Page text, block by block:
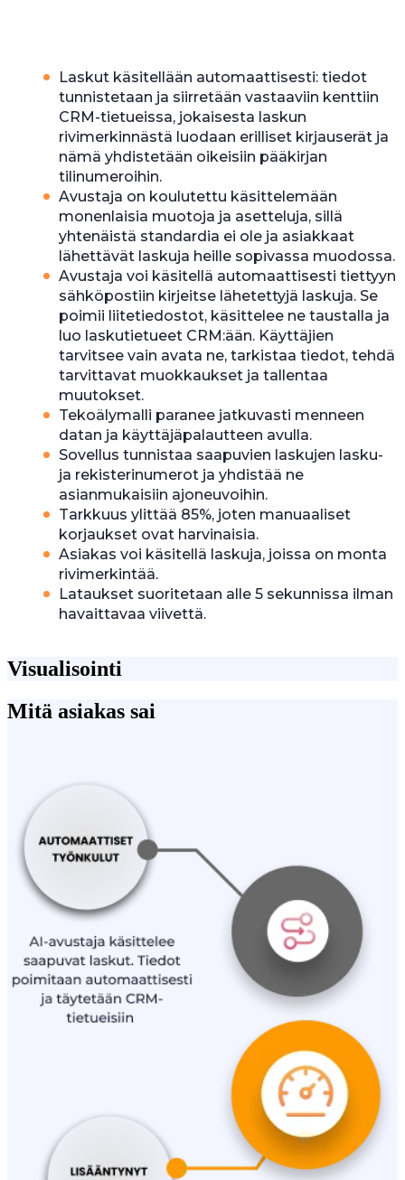
Laskut käsitellään automaattisesti: tiedot
tunnistetaan ja siirretään vastaaviin kenttiin
CRM-tietueissa, jokaisesta laskun
rivimerkinnästä luodaan erilliset kirjauserät ja
nämä yhdistetään oikeisiin pääkirjan
tilinumeroihin.
Avustaja on koulutettu käsittelemään
monenlaisia muotoja ja asetteluja, sillä
yhtenäistä standardia ei ole ja asiakkaat
lähettävät laskuja heille sopivassa muodossa.
Avustaja voi käsitellä automaattisesti tiettyyn
sähköpostiin kirjeitse lähetettyjä laskuja. Se
poimii liitetiedostot, käsittelee ne taustalla ja
luo laskutietueet CRM:ään. Käyttäjien
tarvitsee vain avata ne, tarkistaa tiedot, tehdä
tarvittavat muokkaukset ja tallentaa
muutokset.
Tekoälymalli paranee jatkuvasti menneen
datan ja käyttäjäpalautteen avulla.
Sovellus tunnistaa saapuvien laskujen lasku-
ja rekisterinumerot ja yhdistää ne
asianmukaisiin ajoneuvoihin.
Tarkkuus ylittää 85%, joten manuaaliset
korjaukset ovat harvinaisia.
Asiakas voi käsitellä laskuja, joissa on monta
rivimerkintää.
Lataukset suoritetaan alle 5 sekunnissa ilman
havaittavaa viivettä.
Visualisointi
Mitä asiakas sai